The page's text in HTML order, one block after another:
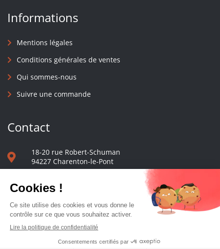
Informations
Mentions légales
Conditions générales de ventes
Qui sommes-nous
Suivre une commande
Contact
18-20 rue Robert-Schuman
94227 Charenton-le-Pont